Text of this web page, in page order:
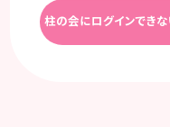
柱の会にログインでき